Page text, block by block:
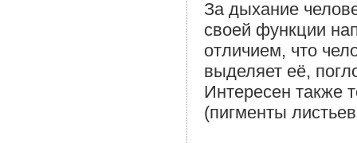
За дыхание
своей функции
отличием, что
выделяет её,
Интересен также
(пигменты